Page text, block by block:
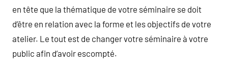
en tête que la thématique de votre séminaire se doit
d’être en relation avec la forme et les objectifs de votre
atelier. Le tout est de changer votre séminaire à votre
public afin d’avoir escompté.